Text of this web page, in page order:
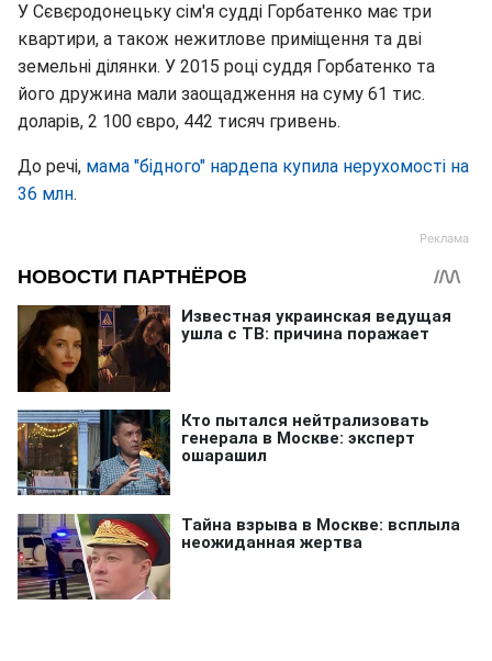
У Сєвєродонецьку сім'я судді Горбатенко має три
квартири, а також нежитлове приміщення та дві
земельні ділянки. У 2015 році суддя Горбатенко та
його дружина мали заощадження на суму 61 тис.
доларів, 2 100 євро, 442 тисяч гривень.
До речі, мама "бідного" нардепа купила нерухомості на
36 млн.